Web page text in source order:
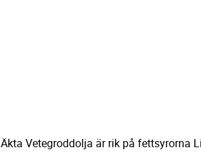
Äkta Vetegroddolja är rik på fettsyrorna